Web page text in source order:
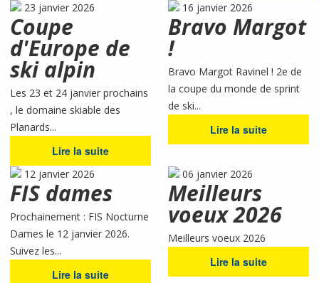
23 janvier 2026
Coupe
d'Europe de
ski alpin
Les 23 et 24 janvier prochains
, le domaine skiable des
Planards...
Lire la suite
16 janvier 2026
Bravo Margot
!
Bravo Margot Ravinel ! 2e de
la coupe du monde de sprint
de ski...
Lire la suite
12 janvier 2026
FIS dames
Prochainement : FIS Nocturne
Dames le 12 janvier 2026.
Suivez les...
Lire la suite
06 janvier 2026
Meilleurs
voeux 2026
Meilleurs voeux 2026
Lire la suite